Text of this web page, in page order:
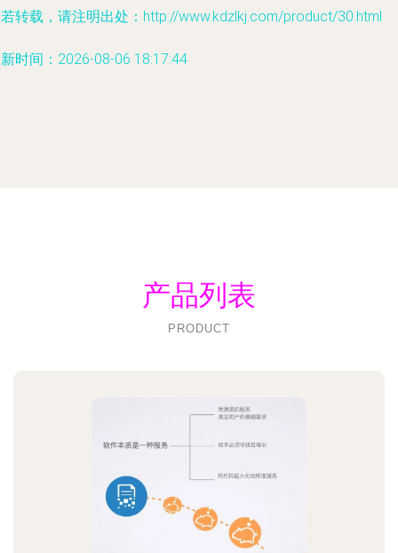
转载，请注明出处：http://www.kdzlkj.com/product/30.html
时间：2026-08-06 18:17:44
产品列表
PRODUCT